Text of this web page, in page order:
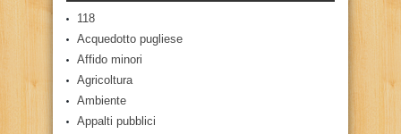
118
Acquedotto pugliese
Affido minori
Agricoltura
Ambiente
Appalti pubblici